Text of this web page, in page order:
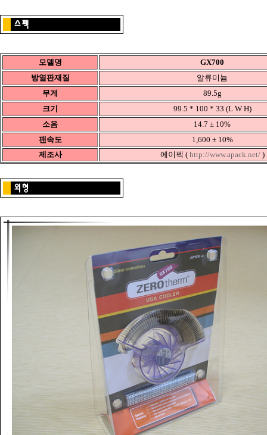
모델명
GX700
방열판재질
알류미늄
무게
89.5g
크기
99.5 * 100 * 33 (L W H)
소음
14.7 ± 10%
팬속도
1,600 ± 10%
제조사
에이펙 ( http://www.apack.net/)